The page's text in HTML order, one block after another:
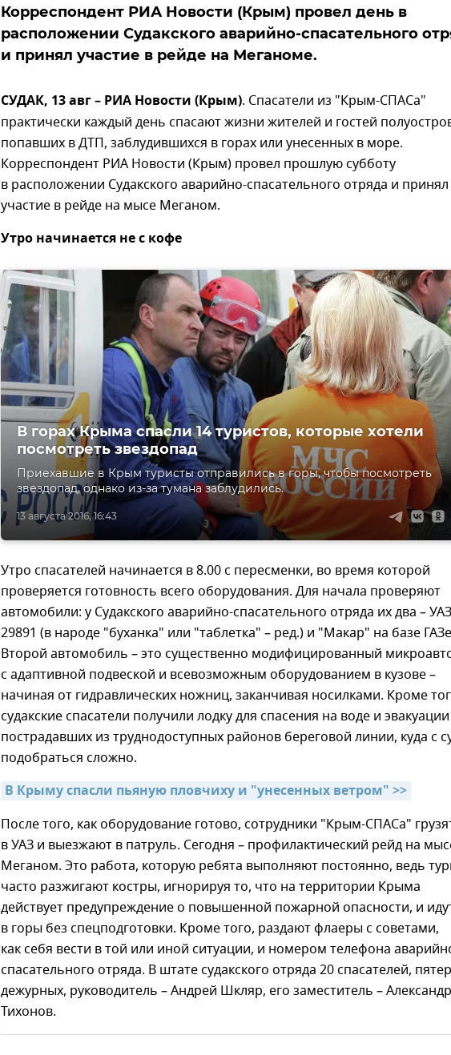
Корреспондент РИА Новости (Крым) провел день в
расположении Судакского аварийно-спасательного
и принял участие в рейде на Меганоме.
СУДАК, 13 авг – РИА Новости (Крым). Спасатели из "Крым-СПАСа"
практически каждый день спасают жизни жителей и гостей
попавших в ДТП, заблудившихся в горах или унесенных в море.
Корреспондент РИА Новости (Крым) провел прошлую субботу
в расположении Судакского аварийно-спасательного отряда и принял
участие в рейде на мысе Меганом.
Утро начинается не с кофе
13 августа 2016, 16:43
В горах Крыма спасли 14 туристов, которые хотели
посмотреть звездопад
Приехавшие в Крым туристы отправились в горы, чтобы посмотреть
звездопад, однако из-за тумана заблудились.
Утро спасателей начинается в 8.00 с пересменки, во время которой
проверяется готовность всего оборудования. Для начала проверяют
автомобили: у Судакского аварийно-спасательного отряда их два – УАЗ
29891 (в народе "буханка" или "таблетка" – ред.) и "Макар" на базе
Второй автомобиль – это существенно модифицированный
с адаптивной подвеской и всевозможным оборудованием в кузове –
начиная от гидравлических ножниц, заканчивая носилками. Кроме
судакские спасатели получили лодку для спасения на воде и эвакуации
пострадавших из труднодоступных районов береговой линии, куда с
подобраться сложно.
В Крыму спасли пьяную пловчиху и "унесенных ветром" >>
После того, как оборудование готово, сотрудники "Крым-СПАСа"
в УАЗ и выезжают в патруль. Сегодня – профилактический рейд на
Меганом. Это работа, которую ребята выполняют постоянно, ведь
часто разжигают костры, игнорируя то, что на территории Крыма
действует предупреждение о повышенной пожарной опасности, и
в горы без спецподготовки. Кроме того, раздают флаеры с советами,
как себя вести в той или иной ситуации, и номером телефона
спасательного отряда. В штате судакского отряда 20 спасателей,
дежурных, руководитель – Андрей Шкляр, его заместитель – Александр
Тихонов.